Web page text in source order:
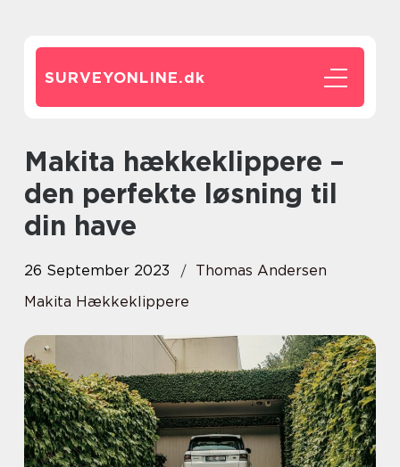
SURVEYONLINE.dk
Makita hækkeklippere –
den perfekte løsning til
din have
26 September 2023
Thomas Andersen
Makita Hækkeklippere